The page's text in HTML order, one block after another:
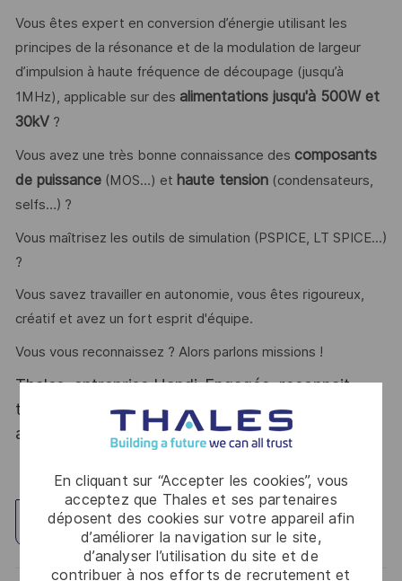
En cliquant sur “Accepter les cookies”, vous
acceptez que Thales et ses partenaires
déposent des cookies sur votre appareil afin
d’améliorer la navigation sur le site,
d’analyser l’utilisation du site et de
contribuer à nos efforts de recrutement et
Vous êtes expert en conversion d’énergie utilisant les
principes de la résonance et de la modulation de largeur
d’impulsion à haute fréquence de découpage (jusqu’à
1MHz), applicable sur des alimentations jusqu'à 500W et
30kV?
Vous avez une très bonne connaissance des composants
de puissance(MOS…) et haute tension(condensateurs,
selfs…) ?
Vous maîtrisez les outils de simulation (PSPICE, LT SPICE...)
?
Vous savez travailler en autonomie, vous êtes rigoureux,
créatif et avez un fort esprit d'équipe.
Vous vous reconnaissez ? Alors parlons missions !
Thales, entreprise Handi-Engagée, reconnait
tous les talents. La diversité est notre meilleur
atout. Postulez et rejoignez nous !
Explorez un site